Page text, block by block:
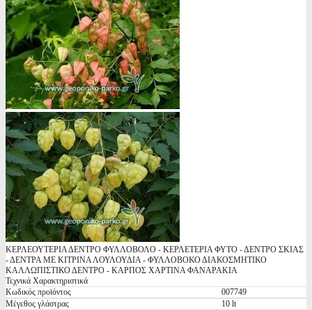
ΚΕΡΛΕΟΥΤΕΡΙΑ ΔΕΝΤΡΟ ΦΥΛΛΟΒΟΛΟ - ΚΕΡΛΕΤΕΡΙΑ ΦΥΤΟ - ΔΕΝΤΡΟ ΣΚΙΑΣ
- ΔΕΝΤΡΑ ΜΕ ΚΙΤΡΙΝΑ ΛΟΥΛΟΥΔΙΑ - ΦΥΛΛΟΒΟΚΟ ΔΙΑΚΟΣΜΗΤΙΚΟ
ΚΑΛΛΩΠΙΣΤΙΚΟ ΔΕΝΤΡΟ - ΚΑΡΠΟΣ ΧΑΡΤΙΝΑ ΦΑΝΑΡΑΚΙΑ
Τεχνικά Χαρακτηριστικά
Κωδικός προϊόντος
007749
Μέγεθος γλάστρας
10 lt